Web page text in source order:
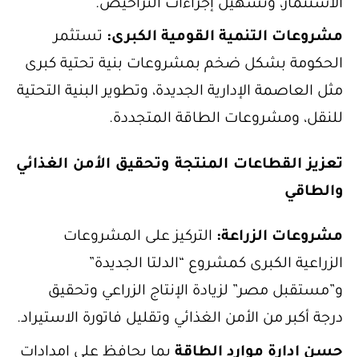
الاستثمار، وتسهيل إجراءات التراخيص.
مشروعات التنمية القومية الكبرى:تستثمر
الحكومة بشكل ضخم بمشروعات بنية تحتية كبرى
مثل العاصمة الإدارية الجديدة، وتطوير البنية التحتية
للنقل، ومشروعات الطاقة المتجددة.
تعزيز القطاعات المنتجة وتحقيق الأمن الغذائي
والطاقي
مشروعات الزراعة:التركيز على المشروعات
الزراعية الكبرى كمشروع “الدلتا الجديدة”
و”مستقبل مصر” لزيادة الإنتاج الزراعي وتحقيق
درجة أكبر من الأمن الغذائي وتقليل فاتورة الاستيراد.
حسن إدارة موارد الطاقةبما يحافظ على امدادات